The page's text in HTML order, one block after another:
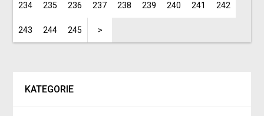
234 235 236 237 238 239 240 241 242
243 244 245 >
KATEGORIE